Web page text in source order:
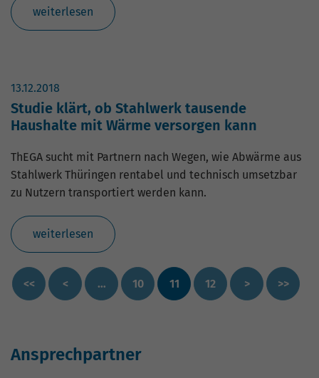
weiterlesen
13.12.2018
Studie klärt, ob Stahlwerk tausende
Haushalte mit Wärme versorgen kann
ThEGA sucht mit Partnern nach Wegen, wie Abwärme aus
Stahlwerk Thüringen rentabel und technisch umsetzbar
zu Nutzern transportiert werden kann.
weiterlesen
<< < … 10 11 12 > >>
Ansprechpartner